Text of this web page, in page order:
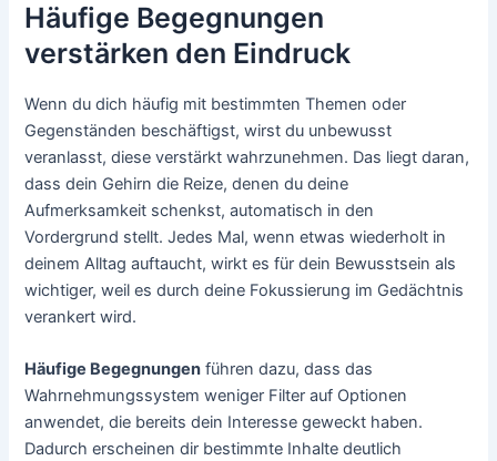
Häufige Begegnungen
verstärken den Eindruck
Wenn du dich häufig mit bestimmten Themen oder
Gegenständen beschäftigst, wirst du unbewusst
veranlasst, diese verstärkt wahrzunehmen. Das liegt daran,
dass dein Gehirn die Reize, denen du deine
Aufmerksamkeit schenkst, automatisch in den
Vordergrund stellt. Jedes Mal, wenn etwas wiederholt in
deinem Alltag auftaucht, wirkt es für dein Bewusstsein als
wichtiger, weil es durch deine Fokussierung im Gedächtnis
verankert wird.
Häufige Begegnungen führen dazu, dass das
Wahrnehmungssystem weniger Filter auf Optionen
anwendet, die bereits dein Interesse geweckt haben.
Dadurch erscheinen dir bestimmte Inhalte deutlich